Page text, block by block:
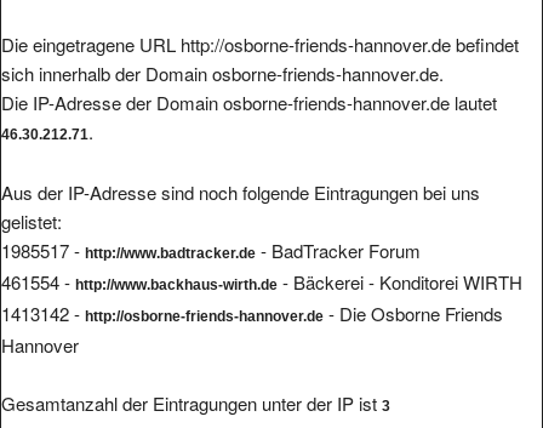
Die eingetragene URL http://osborne-friends-hannover.de befindet
sich innerhalb der Domain osborne-friends-hannover.de.
Die IP-Adresse der Domain osborne-friends-hannover.de lautet
46.30.212.71.
Aus der IP-Adresse sind noch folgende Eintragungen bei uns
gelistet:
1985517 - http://www.badtracker.de - BadTracker Forum
461554 - http://www.backhaus-wirth.de - Bäckerei - Konditorei WIRTH
1413142 - http://osborne-friends-hannover.de - Die Osborne Friends
Hannover
Gesamtanzahl der Eintragungen unter der IP ist 3